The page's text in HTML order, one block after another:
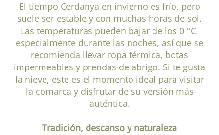
El tiempo Cerdanya en invierno es frío, pero
suele ser estable y con muchas horas de sol.
Las temperaturas pueden bajar de los 0 °C,
especialmente durante las noches, así que se
recomienda llevar ropa térmica, botas
impermeables y prendas de abrigo. Si te gusta
la nieve, este es el momento ideal para visitar
la comarca y disfrutar de su versión más
auténtica.
Tradición, descanso y naturaleza